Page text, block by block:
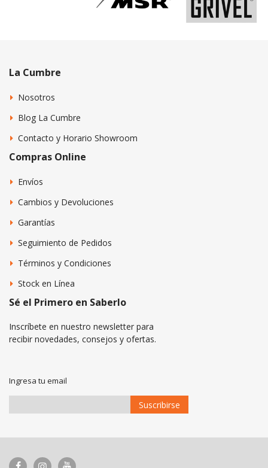
La Cumbre
Nosotros
Blog La Cumbre
Contacto y Horario Showroom
Compras Online
Envíos
Cambios y Devoluciones
Garantías
Seguimiento de Pedidos
Términos y Condiciones
Stock en Línea
Sé el Primero en Saberlo
Inscríbete en nuestro newsletter para
recibir novedades, consejos y ofertas.
Ingresa tu email
Envío:
Suscribirse